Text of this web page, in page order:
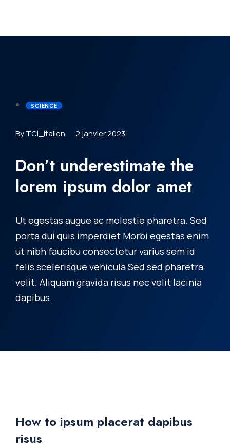
SCIENCE
By TCI_Italien 2 janvier 2023
Don’t underestimate the
lorem ipsum dolor amet
Ut egestas augue ac molestie pharetra. Sed
porta dui quis imperdiet Morbi egestas enim
ut nibh faucibu consectetur varius sem id
felis scelerisque vehicula Sed sed pharetra
velit. Aliquam gravida risus nec velit lacinia
dapibus.
How to ipsum placerat dapibus
risus